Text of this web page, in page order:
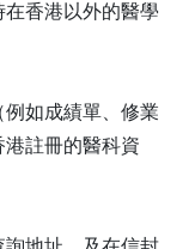
香港以外的醫學
如成績單、修業
註冊的醫科資